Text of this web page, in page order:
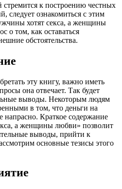
к построению честных
следует ознакомиться с этим
хотят секса, а женщины
о том, как оставаться
обстоятельства.
эту книгу, важно иметь
она отвечает. Так будет
выводы. Некоторым людям
в том, что деньги на
Краткое содержание
а женщины любви» позволит
выводы, прийти к
основные тезисы этого